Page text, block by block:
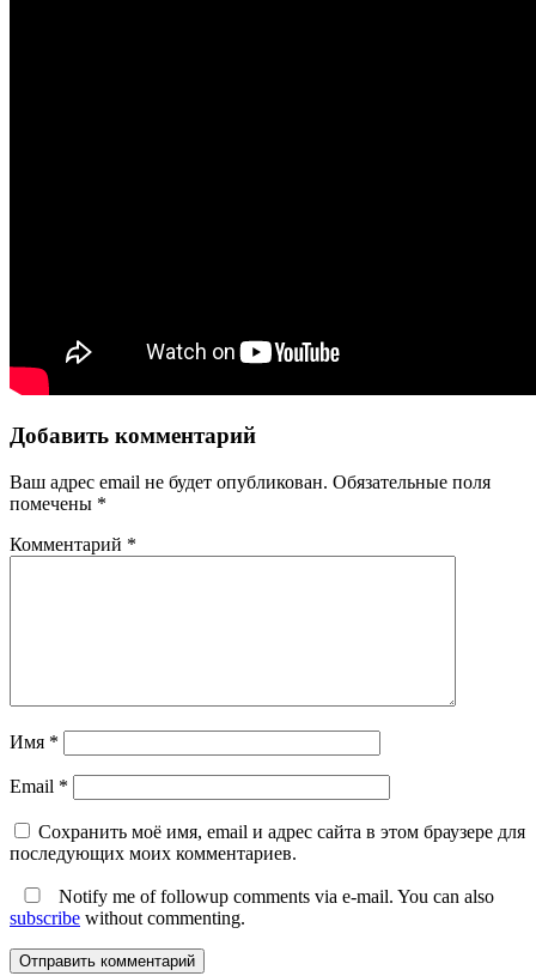
Добавить комментарий
Ваш адрес email не будет опубликован. Обязательные поля
помечены *
Комментарий *
Имя *
Email *
Сохранить моё имя, email и адрес сайта в этом браузере для
последующих моих комментариев.
Notify me of followup comments via e-mail. You can also
subscribe without commenting.